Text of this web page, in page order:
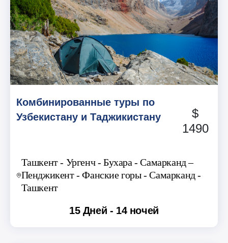
Комбинированные туры по
Узбекистану и Таджикистану
$
1490
Ташкент - Ургенч - Бухара - Самарканд –
Пенджикент - Фанские горы - Самарканд -
Ташкент
15 Дней - 14 ночей